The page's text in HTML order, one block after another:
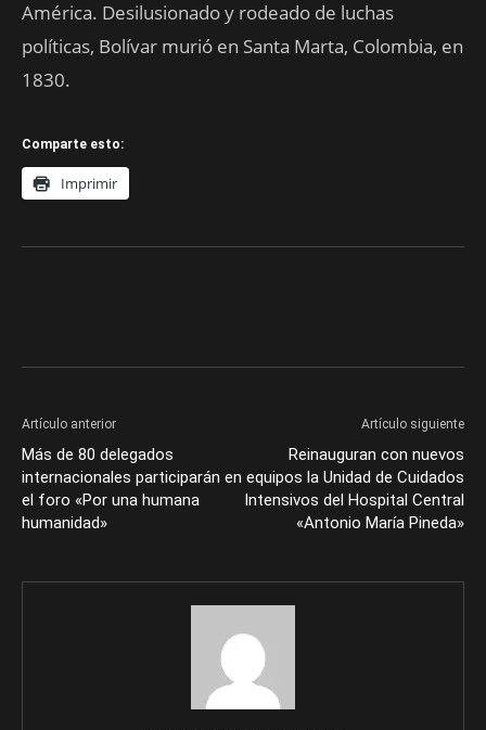
América. Desilusionado y rodeado de luchas
políticas, Bolívar murió en Santa Marta, Colombia, en
1830.
Comparte esto:
Imprimir
Artículo anterior
Más de 80 delegados
internacionales participarán en
el foro «Por una humana
humanidad»
Artículo siguiente
Reinauguran con nuevos
equipos la Unidad de Cuidados
Intensivos del Hospital Central
«Antonio María Pineda»